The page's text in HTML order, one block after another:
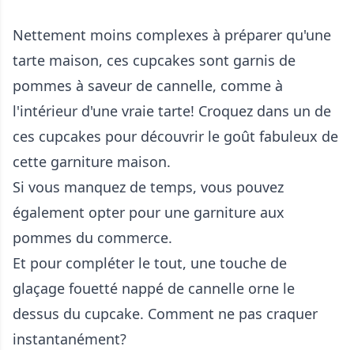
Nettement moins complexes à préparer qu'une
tarte maison, ces cupcakes sont garnis de
pommes à saveur de cannelle, comme à
l'intérieur d'une vraie tarte! Croquez dans un de
ces cupcakes pour découvrir le goût fabuleux de
cette garniture maison.
Si vous manquez de temps, vous pouvez
également opter pour une garniture aux
pommes du commerce.
Et pour compléter le tout, une touche de
glaçage fouetté nappé de cannelle orne le
dessus du cupcake. Comment ne pas craquer
instantanément?